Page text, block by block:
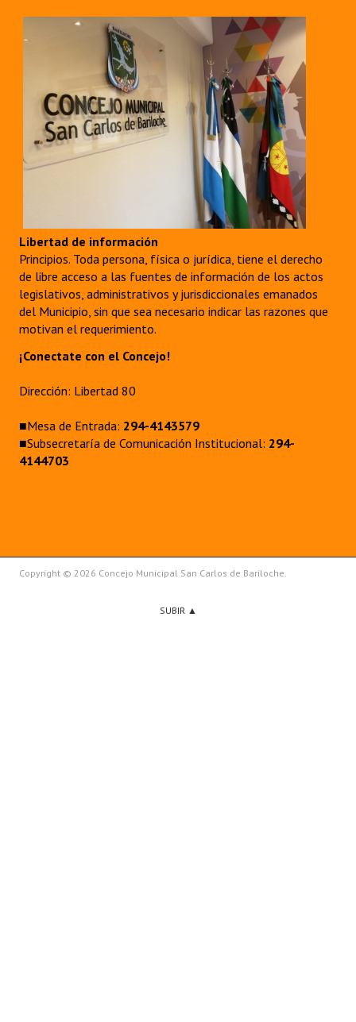
Libertad de información
Principios. Toda persona, física o jurídica, tiene el derecho
de libre acceso a las fuentes de información de los actos
legislativos, administrativos y jurisdiccionales emanados
del Municipio, sin que sea necesario indicar las razones que
motivan el requerimiento.
¡Conectate con el Concejo!
Dirección: Libertad 80
■Mesa de Entrada: 294-4143579
■Subsecretaría de Comunicación Institucional: 294-
4144703
Copyright © 2026 Concejo Municipal San Carlos de Bariloche.
SUBIR ▲